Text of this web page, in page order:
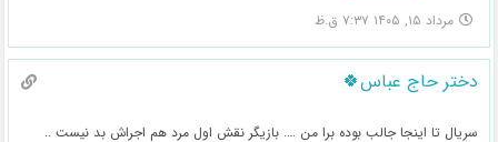
مرداد ۱۵, ۱۴۰۵ ۷:۳۷ ق.ظ
دختر حاج عباس🍀
سریال تا اینجا جالب بوده برا من …. بازیگر نقش اول مرد هم اجراش بد نیست ..